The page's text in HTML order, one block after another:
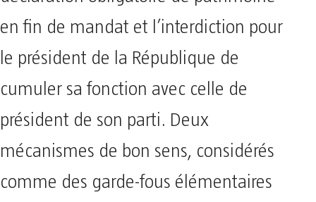
en fin de mandat et l’interdiction pour
le président de la République de
cumuler sa fonction avec celle de
président de son parti. Deux
mécanismes de bon sens, considérés
comme des garde-fous élémentaires